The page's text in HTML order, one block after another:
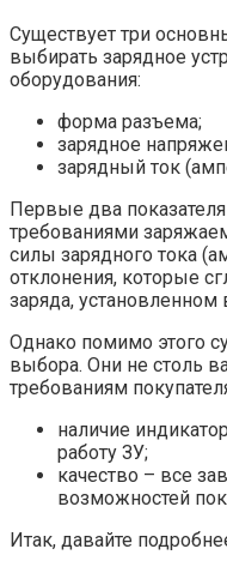
Существует три
выбирать зарядное
оборудования:
форма разъема;
зарядное
зарядный ток
Первые два
требованиями
силы зарядного тока
отклонения, которые
заряда, установленном
Однако помимо этого
выбора. Они не столь
требованиям
наличие
работу ЗУ;
качество – все
возможностей
Итак, давайте